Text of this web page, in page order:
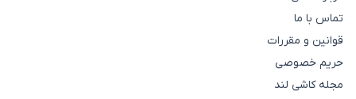
تماس با ما
قوانین و مقررات
حریم خصوصی
مجله کاشی لند